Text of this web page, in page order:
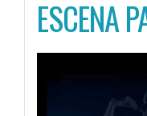
ESCENA